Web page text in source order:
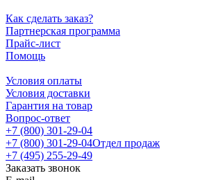
Как сделать заказ?
Партнерская программа
Прайс-лист
Помощь
Условия оплаты
Условия доставки
Гарантия на товар
Вопрос-ответ
+7 (800) 301-29-04
+7 (800) 301-29-04Отдел продаж
+7 (495) 255-29-49
Заказать звонок